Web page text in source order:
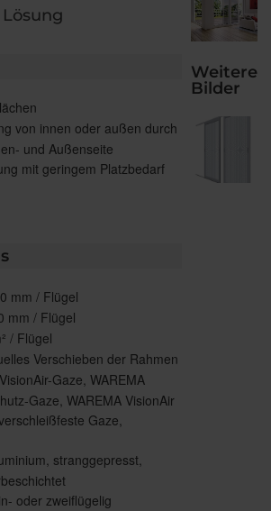
von innen oder außen durch
und Außenseite
mit geringem Platzbedarf
mm / Flügel
mm / Flügel
/ Flügel
Verschieben der Rahmen
Gaze, WAREMA
Gaze, WAREMA VisionAir
Gaze,
stranggepresst,
oder zweiflügelig
Weitere
Bilder